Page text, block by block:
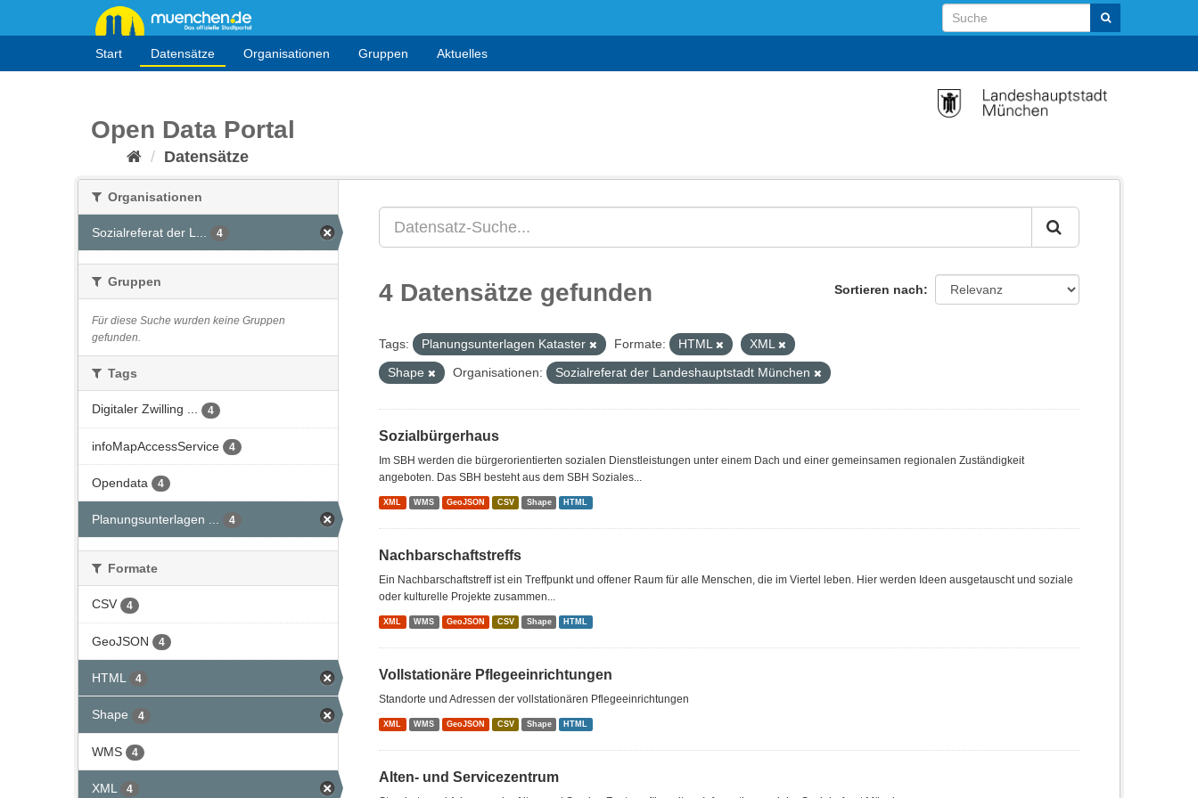
Start Datensätze Organisationen Gruppen Aktuelles
Open Data Portal
Datensätze
Organisationen
Sozialreferat der L... 4
Gruppen
Für diese Suche wurden keine Gruppen
gefunden.
Tags
Digitaler Zwilling ... 4
infoMapAccessService 4
Opendata 4
Planungsunterlagen ... 4
Formate
CSV 4
GeoJSON 4
HTML 4
Shape 4
WMS 4
XML 4
Sortieren nach
4 Datensätze gefunden
Tags: Planungsunterlagen Kataster Formate: HTML
XML
Shape
Organisationen: Sozialreferat der Landeshauptstadt München
Sozialbürgerhaus
Im SBH werden die bürgerorientierten sozialen Dienstleistungen unter einem Dach und einer gemeinsamen regionalen Zuständigkeit
angeboten. Das SBH besteht aus dem SBH Soziales...
XML WMS GeoJSON CSV Shape HTML
Nachbarschaftstreffs
Ein Nachbarschaftstreff ist ein Treffpunkt und offener Raum für alle Menschen, die im Viertel leben. Hier werden Ideen ausgetauscht und soziale
oder kulturelle Projekte zusammen...
XML WMS GeoJSON CSV Shape HTML
Vollstationäre Pflegeeinrichtungen
Standorte und Adressen der vollstationären Pflegeeinrichtungen
XML WMS GeoJSON CSV Shape HTML
Alten- und Servicezentrum